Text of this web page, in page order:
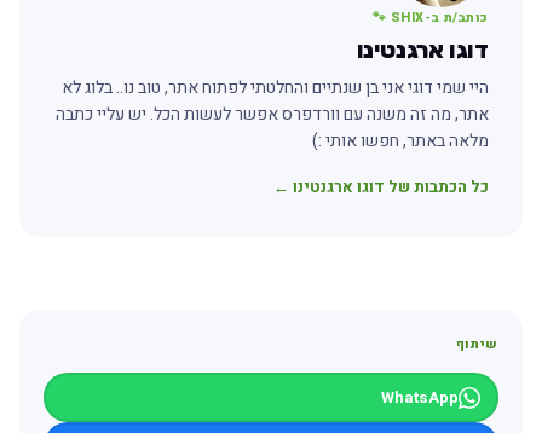
כותב/ת ב-SHIX 🐾
דוגו ארגנטינו
היי שמי דוגי אני בן שנתיים והחלטתי לפתוח אתר, טוב נו.. בלוג לא
אתר, מה זה משנה עם וורדפרס אפשר לעשות הכל. יש עליי כתבה
מלאה באתר, חפשו אותי :)
כל הכתבות של דוגו ארגנטינו ←
שיתוף
WhatsApp